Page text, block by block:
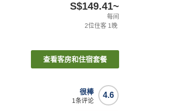
S$149.41~
每间
2位住客 1晚
查看客房和住宿套餐
4.6
很棒
1条评论